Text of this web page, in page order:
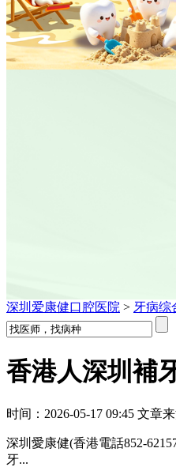
深圳爱康健口腔医院 > 牙病综
香港人深圳補
时间：2026-05-17 09:45 文章
深圳愛康健(香港電話852-
牙...